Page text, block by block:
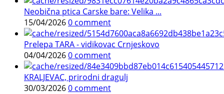
Neobična ptica Carske bare: Velika ...
15/04/20260 comment
Prelepa TARA - vidikovac Crnjeskovo
04/04/20260 comment
KRALJEVAC, prirodni dragulj
30/03/20260 comment